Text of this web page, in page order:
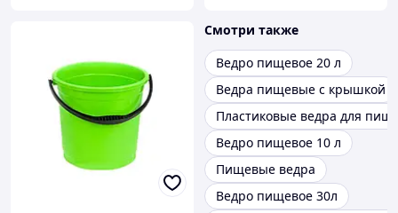
Смотри также
Ведро пищевое 20 л
Ведра пищевые с крышкой
Пластиковые ведра для
Ведро пищевое 10 л
Пищевые ведра
Ведро пищевое 30л